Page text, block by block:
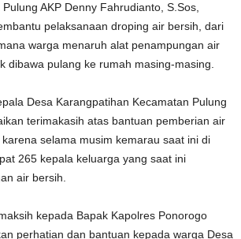
AKP Denny Fahrudianto, S.Sos,
pelaksanaan droping air bersih, dari
warga menaruh alat penampungan air
dibawa pulang ke rumah masing-masing.
Desa Karangpatihan Kecamatan Pulung
terimakasih atas bantuan pemberian air
selama musim kemarau saat ini di
265 kepala keluarga yang saat ini
air bersih.
kepada Bapak Kapolres Ponorogo
perhatian dan bantuan kepada warga Desa